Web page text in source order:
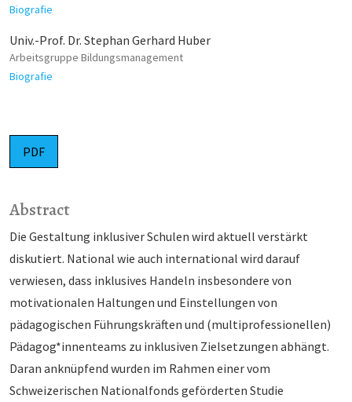
Biografie
Univ.-Prof. Dr. Stephan Gerhard Huber
Arbeitsgruppe Bildungsmanagement
Biografie
PDF
Abstract
Die Gestaltung inklusiver Schulen wird aktuell verstärkt
diskutiert. National wie auch international wird darauf
verwiesen, dass inklusives Handeln insbesondere von
motivationalen Haltungen und Einstellungen von
pädagogischen Führungskräften und (multiprofessionellen)
Pädagog*innenteams zu inklusiven Zielsetzungen abhängt.
Daran anknüpfend wurden im Rahmen einer vom
Schweizerischen Nationalfonds geförderten Studie